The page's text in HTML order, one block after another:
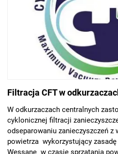
Filtracja CFT w
W odkurzaczach centralnych
cyklonicznej filtracji
odseparowaniu zanieczyszczeń
powietrza wykorzystujący
Wessane w czasie sprzątania